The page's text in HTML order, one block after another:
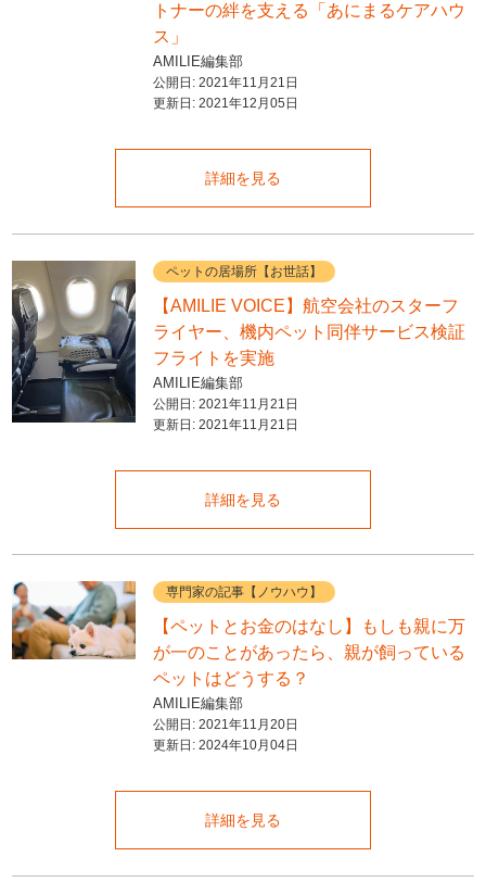
トナーの絆を支える「あにまるケアハウ
ス」
AMILIE編集部
公開日: 2021年11月21日
更新日: 2021年12月05日
詳細を見る
ペットの居場所【お世話】
【AMILIE VOICE】航空会社のスターフ
ライヤー、機内ペット同伴サービス検証
フライトを実施
AMILIE編集部
公開日: 2021年11月21日
更新日: 2021年11月21日
詳細を見る
専門家の記事【ノウハウ】
【ペットとお金のはなし】もしも親に万
が一のことがあったら、親が飼っている
ペットはどうする？
AMILIE編集部
公開日: 2021年11月20日
更新日: 2024年10月04日
詳細を見る